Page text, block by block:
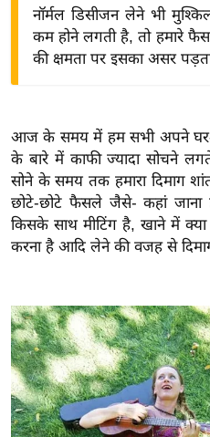
द्यो
वि
शे
ष
ज्ञ
रा
ज
ट
खे
ल
क्रि
नॉर्मल डिसीजन लेने भी
कम होने लगती है, तो हमारे
की क्षमता पर इसका असर
आज के समय में हम सभी अपने घर-
के बारे में काफी ज्यादा सोचने
सोने के समय तक हमारा दिमाग
छोटे-छोटे फैसले जैसे- कहां जाना
किसके साथ मीटिंग है, खाने में
करना है आदि लेने की वजह से